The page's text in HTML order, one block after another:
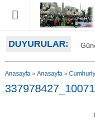
DUYURULAR:
Anasayfa » Anasayfa »